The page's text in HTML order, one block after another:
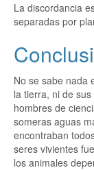
La discordancia
separadas por
No se sabe nada
la tierra, ni de
hombres de
someras aguas
encontraban
seres vivientes
los animales